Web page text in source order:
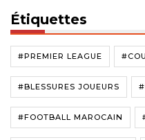
Étiquettes
#PREMIER LEAGUE
#BLESSURES JOUEURS
#FOOTBALL MAROCAIN